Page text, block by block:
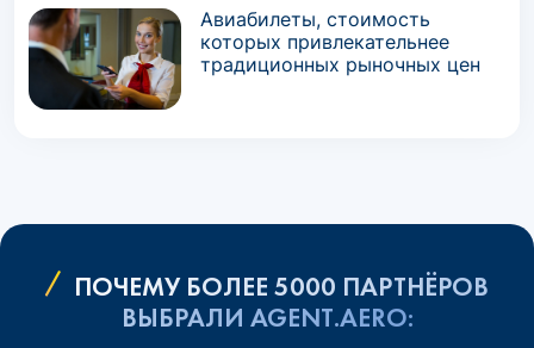
Авиабилеты, стоимость
которых привлекательнее
традиционных рыночных цен
ПОЧЕМУ БОЛЕЕ 5000 ПАРТНЁРОВ
ВЫБРАЛИ AGENT.AERO: